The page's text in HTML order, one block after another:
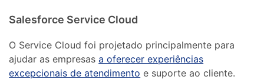
Salesforce Service Cloud
O Service Cloud foi projetado principalmente para
ajudar as empresasa oferecer experiências
excepcionais de atendimento e suporte ao cliente.